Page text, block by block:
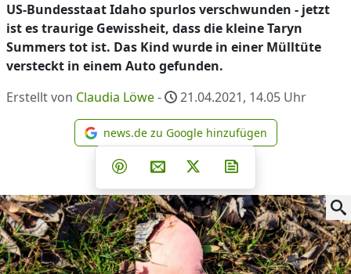
US-Bundesstaat Idaho spurlos verschwunden - jetzt
ist es traurige Gewissheit, dass die kleine Taryn
Summers tot ist. Das Kind wurde in einer Mülltüte
versteckt in einem Auto gefunden.
Erstellt von Claudia Löwe- 21.04.2021, 14.05 Uhr
news.de zu Google
news.de zu Google hinzufügen
Teilen auf Facebook
Teilen auf Whatsapp
Teilen auf Telegram
Teilen auf Pinterest
Per E-Mail teilen
Post auf X